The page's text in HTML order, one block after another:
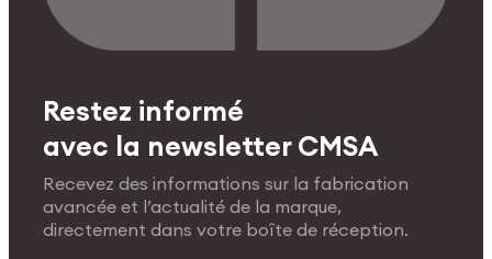
Restez informé
avec la newsletter CMSA
Recevez des informations sur la fabrication
avancée et l’actualité de la marque,
directement dans votre boîte de réception.